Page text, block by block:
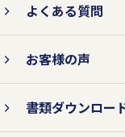
よくある質問
お客様の声
書類ダウンロー